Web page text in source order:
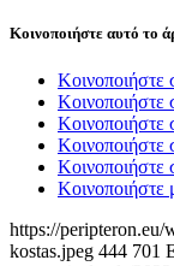
Κοινοποιήστε αυτό το
Κοινοποιήστε
Κοινοποιήστε
Κοινοποιήστε
Κοινοποιήστε
https://peripteron.eu/
kostas.jpeg 444 701